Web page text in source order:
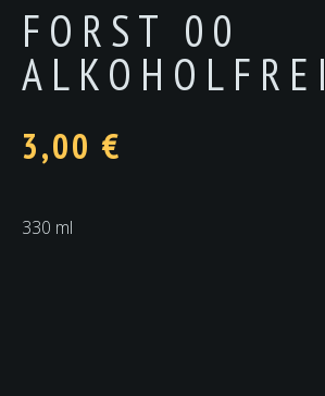
FORST 00
ALKOHOLFREI
3,00 €
330 ml